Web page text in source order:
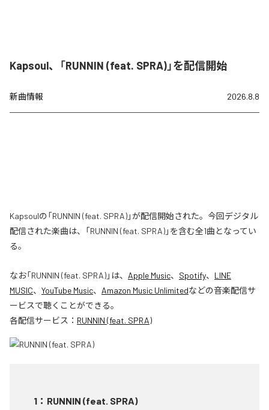
Kapsoul、「RUNNIN (feat. SPRA)」を配信開始
新曲情報 2026.8.8
Kapsoulの「RUNNIN (feat. SPRA)」が配信開始された。今回デジタル
配信された楽曲は、「RUNNIN (feat. SPRA)」を含む全1曲となってい
る。
なお「RUNNIN (feat. SPRA)」は、 Apple Music、 Spotify、 LINE
MUSIC、 YouTube Music、 Amazon Music Unlimitedなどの音楽配信サ
ービスで聴くことができる。
各配信サービス： RUNNIN (feat. SPRA)
1 ： RUNNIN (feat. SPRA)